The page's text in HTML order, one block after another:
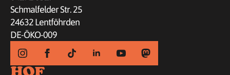
Schmalfelder Str. 25
24632 Lentföhrden
DE-ÖKO-009